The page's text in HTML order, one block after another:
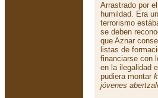
Arrastrado por
humildad. Era un
terrorismo
se deben
que Aznar
listas de
financiarse con
en la ilegalidad
pudiera montar
jóvenes